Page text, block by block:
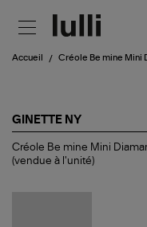
Accueil Créole Be mine Mini
GINETTE NY
Créole
Be
Créole Be mine Mini
(vendue à l'unité)